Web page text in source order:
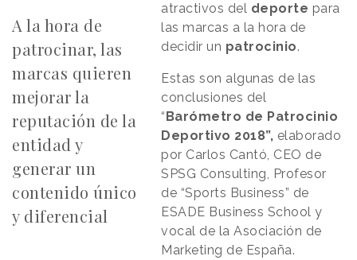
A la hora de
patrocinar, las
marcas quieren
mejorar la
reputación de la
entidad y
generar un
contenido único
y diferencial
atractivos del deporte para
las marcas a la hora de
decidir un patrocinio.
Estas son algunas de las
conclusiones del
“Barómetro de Patrocinio
Deportivo 2018”, elaborado
por Carlos Cantó, CEO de
SPSG Consulting, Profesor
de “Sports Business” de
ESADE Business School y
vocal de la Asociación de
Marketing de España.